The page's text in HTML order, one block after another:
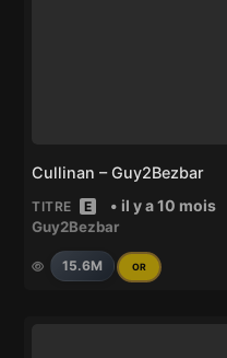
Cullinan – Guy2Bezbar
TITRE E • il y a 10 mois
Guy2Bezbar
15.6M OR